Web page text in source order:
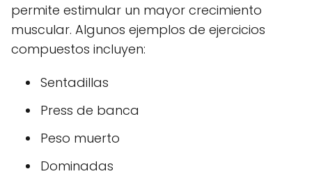
permite estimular un mayor crecimiento
muscular. Algunos ejemplos de ejercicios
compuestos incluyen:
Sentadillas
Press de banca
Peso muerto
Dominadas